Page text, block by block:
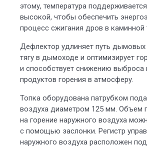
этому, температура
высокой, чтобы обеспечить
процесс сжигания дров в каминной
Дефлектор удлиняет путь дымовых
тягу в дымоходе и оптимизирует
и способствует снижению выброса
продуктов горения в атмосферу.
Топка оборудована патрубком
воздуха диаметром 125 мм. Объем
на горение наружного воздуха
с помощью заслонки. Регистр
наружного воздуха расположен